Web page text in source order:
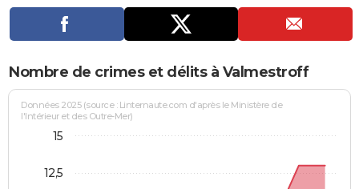
Se connecter
Entreprises
Service militaire
Avis de recherche
AVIS DE DÉCÈS
Bricolage
Lifestyle
Culture
Sport
Auto
Television
Voyage
Cinema
Nombre de crimes et délits à Valmestroff
Données 2025 (source : Linternaute.com d'après le Ministère de
l'Intérieur et des Outre-Mer)
12,5
15